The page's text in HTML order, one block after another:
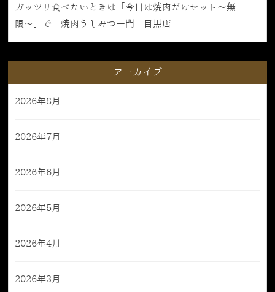
ガッツリ食べたいときは「今日は焼肉だけセット〜無
限〜」で｜焼肉うしみつ一門 目黒店
アーカイブ
2026年8月
2026年7月
2026年6月
2026年5月
2026年4月
2026年3月